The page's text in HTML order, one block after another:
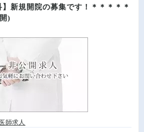
】新規開院の募集です！＊＊＊＊＊
)
師求人